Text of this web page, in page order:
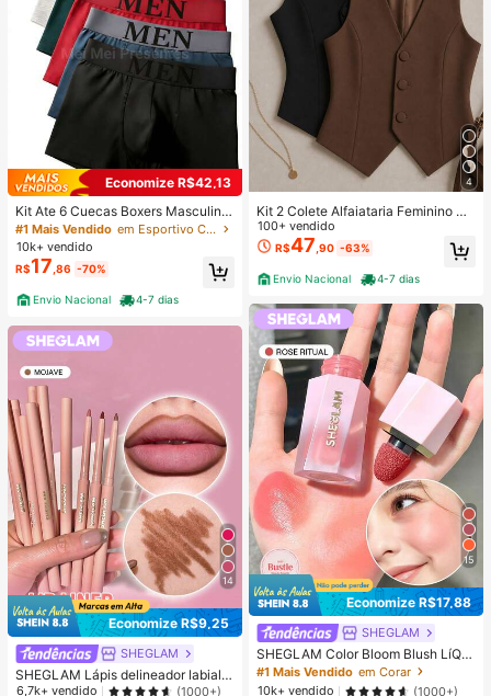
Economize R$42,13
Kit Ate 6 Cuecas Boxers Masculina
Confortável Macia Cueca Adulto d
e Microfibra Cores Lisa Variadas
#1 Mais Vendido
em Esportivo Calções de banho masculinos
10k+ vendido
R$17,86 -70%
Envio Nacional 4-7 dias
14
Economize R$9,25
SHEGLAM
SHEGLAM Lápis delineador labial S
o Lippy-Lápis delineador labial cre
6,7k+ vendido (1000+)
4
Kit 2 Colete Alfaiataria Feminino De
cote em V com Botões Forrados Ca
sual e Elegante Tendencia Verão
100+ vendido
R$47,90 -63%
Envio Nacional 4-7 dias
15
Economize R$17,88
SHEGLAM
SHEGLAM Color Bloom Blush LíQui
do Acabamento Matte-Rose Ritual
Marca De Beleza CosméTicos Maq
#1 Mais Vendido em Corar
10k+ vendido
(1000+)